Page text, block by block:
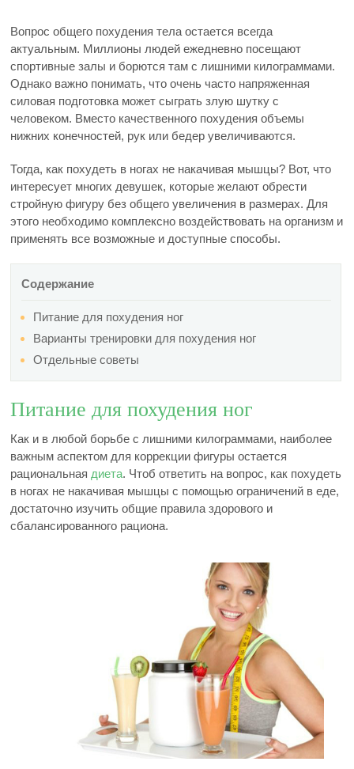
Вопрос общего похудения тела остается всегда
актуальным. Миллионы людей ежедневно посещают
спортивные залы и борются там с лишними килограммами.
Однако важно понимать, что очень часто напряженная
силовая подготовка может сыграть злую шутку с
человеком. Вместо качественного похудения объемы
нижних конечностей, рук или бедер увеличиваются.
Тогда, как похудеть в ногах не накачивая мышцы? Вот, что
интересует многих девушек, которые желают обрести
стройную фигуру без общего увеличения в размерах. Для
этого необходимо комплексно воздействовать на организм и
применять все возможные и доступные способы.
Содержание
Питание для похудения ног
Варианты тренировки для похудения ног
Отдельные советы
Питание для похудения ног
Как и в любой борьбе с лишними килограммами, наиболее
важным аспектом для коррекции фигуры остается
рациональная диета. Чтоб ответить на вопрос, как похудеть
в ногах не накачивая мышцы с помощью ограничений в еде,
достаточно изучить общие правила здорового и
сбалансированного рациона.